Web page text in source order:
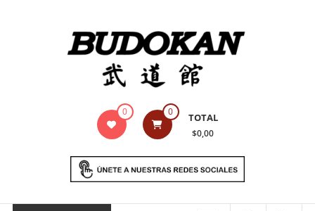
Indumentaria
marciales
Todo
0 0 TOTAL
$0,00